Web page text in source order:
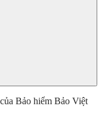
Bảo hiểm Bảo Việt